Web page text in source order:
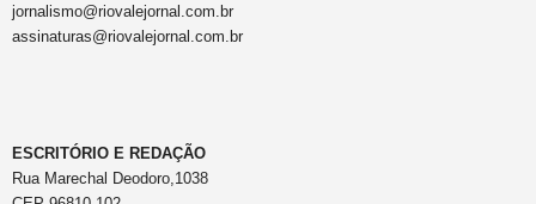
jornalismo@riovalejornal.com.br
assinaturas@riovalejornal.com.br
ESCRITÓRIO E REDAÇÃO
Rua Marechal Deodoro,1038